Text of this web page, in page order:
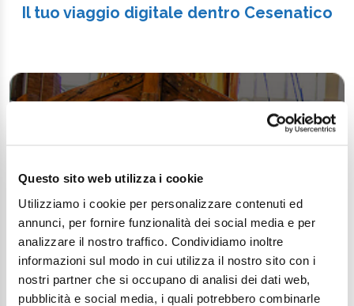
Questo sito web utilizza i cookie
Utilizziamo i cookie per personalizzare contenuti ed
annunci, per fornire funzionalità dei social media e per
analizzare il nostro traffico. Condividiamo inoltre
informazioni sul modo in cui utilizza il nostro sito con i
nostri partner che si occupano di analisi dei dati web,
pubblicità e social media, i quali potrebbero combinarle
Il tuo viaggio digitale dentro Cesenatico